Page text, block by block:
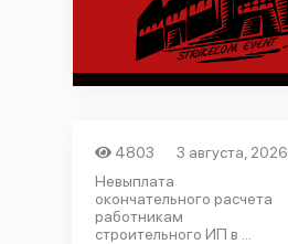
4803
3 августа, 2026
Невыплата
окончательного расчета
работникам
строительного ИП в ...